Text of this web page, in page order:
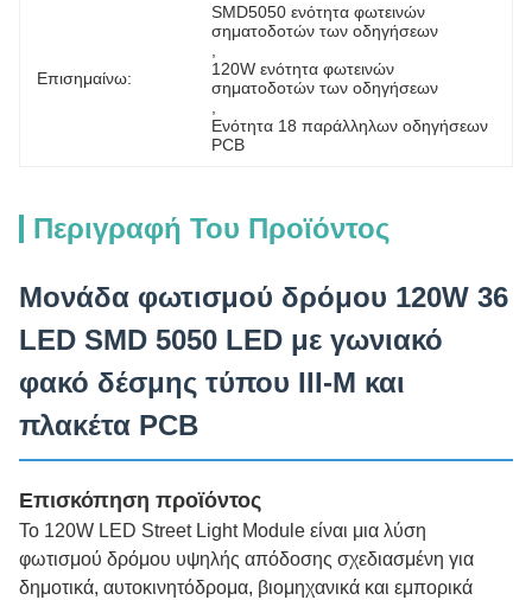
Επισημαίνω:
SMD5050 ενότητα φωτεινών
σηματοδοτών των οδηγήσεων
120W ενότητα φωτεινών
σηματοδοτών των οδηγήσεων
Ενότητα 18 παράλληλων οδηγήσεων
PCB
Περιγραφή Του Προϊόντος
Μονάδα φωτισμού δρόμου 120W 36
LED SMD 5050 LED με γωνιακό
φακό δέσμης τύπου III-M και
πλακέτα PCB
Επισκόπηση προϊόντος
Το 120W LED Street Light Module είναι μια λύση
φωτισμού δρόμου υψηλής απόδοσης σχεδιασμένη για
δημοτικά, αυτοκινητόδρομα, βιομηχανικά και εμπορικά